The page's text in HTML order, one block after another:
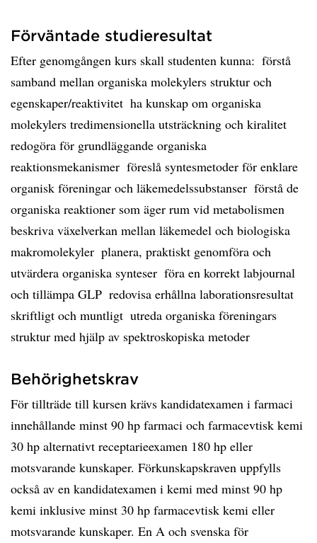
Förväntade studieresultat
Efter genomgången kurs skall studenten kunna:  förstå
samband mellan organiska molekylers struktur och
egenskaper/reaktivitet  ha kunskap om organiska
molekylers tredimensionella utsträckning och kiralitet 
redogöra för grundläggande organiska
reaktionsmekanismer  föreslå syntesmetoder för enklare
organisk föreningar och läkemedelssubstanser  förstå de
organiska reaktioner som äger rum vid metabolismen 
beskriva växelverkan mellan läkemedel och biologiska
makromolekyler  planera, praktiskt genomföra och
utvärdera organiska synteser  föra en korrekt labjournal
och tillämpa GLP  redovisa erhållna laborationsresultat
skriftligt och muntligt  utreda organiska föreningars
struktur med hjälp av spektroskopiska metoder
Behörighetskrav
För tillträde till kursen krävs kandidatexamen i farmaci
innehållande minst 90 hp farmaci och farmacevtisk kemi
30 hp alternativt receptarieexamen 180 hp eller
motsvarande kunskaper. Förkunskapskraven uppfylls
också av en kandidatexamen i kemi med minst 90 hp
kemi inklusive minst 30 hp farmacevtisk kemi eller
motsvarande kunskaper. En A och svenska för